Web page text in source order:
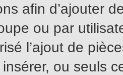
afin d’ajouter
ou par
l’ajout de
ou seuls